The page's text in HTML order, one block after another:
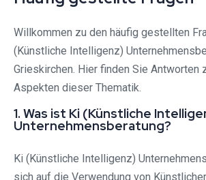
Willkommen zu den häufig gestellten
(Künstliche Intelligenz)
Grieskirchen. Hier finden Sie Antworten
Aspekten dieser Thematik.
1. Was ist Ki (Künstliche
Unternehmensberatung?
Ki (Künstliche Intelligenz)
sich auf die Verwendung von